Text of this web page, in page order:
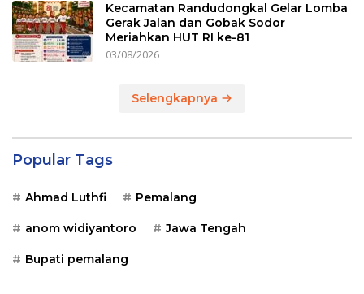
Kecamatan Randudongkal Gelar Lomba
Gerak Jalan dan Gobak Sodor
Meriahkan HUT RI ke-81
03/08/2026
Selengkapnya
Popular Tags
Ahmad Luthfi Pemalang
anom widiyantoro Jawa Tengah
Bupati pemalang